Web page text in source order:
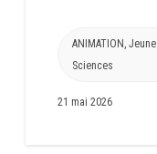
ANIMATION ,
Sciences
21 mai 2026